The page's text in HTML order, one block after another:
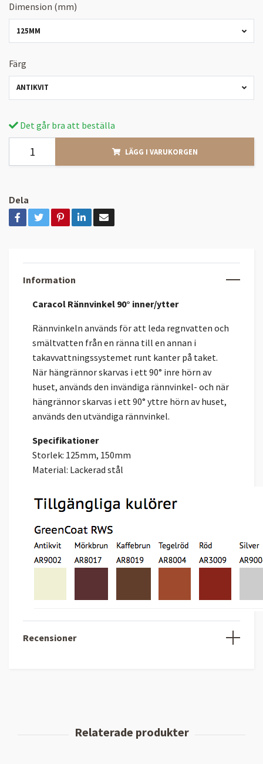
Dimension (mm)
125MM
Färg
ANTIKVIT
Det går bra att beställa
LÄGG I VARUKORGEN
Dela
Information
Caracol Rännvinkel 90° inner/ytter
Rännvinkeln används för att leda regnvatten och
smältvatten från en ränna till en annan i
takavvattningssystemet runt kanter på taket.
När hängrännor skarvas i ett 90° inre hörn av
huset, används den invändiga rännvinkel- och när
hängrännor skarvas i ett 90° yttre hörn av huset,
används den utvändiga rännvinkel.
Specifikationer
Storlek: 125mm, 150mm
Material: Lackerad stål
Recensioner